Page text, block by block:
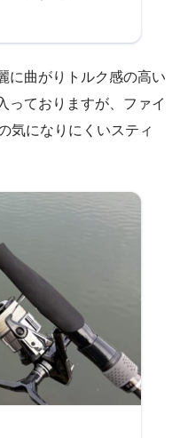
に曲がりトルク感の高い
っておりますが、ファイ
気になりにくいスティ